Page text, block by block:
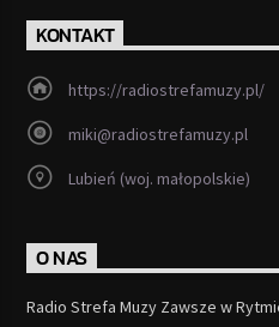
KONTAKT
https://radiostrefamuzy.pl/
miki@radiostrefamuzy.pl
Lubień (woj. małopolskie)
O NAS
Radio Strefa Muzy Zawsze w